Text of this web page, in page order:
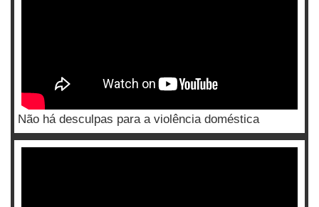
Não há desculpas para a violência doméstica